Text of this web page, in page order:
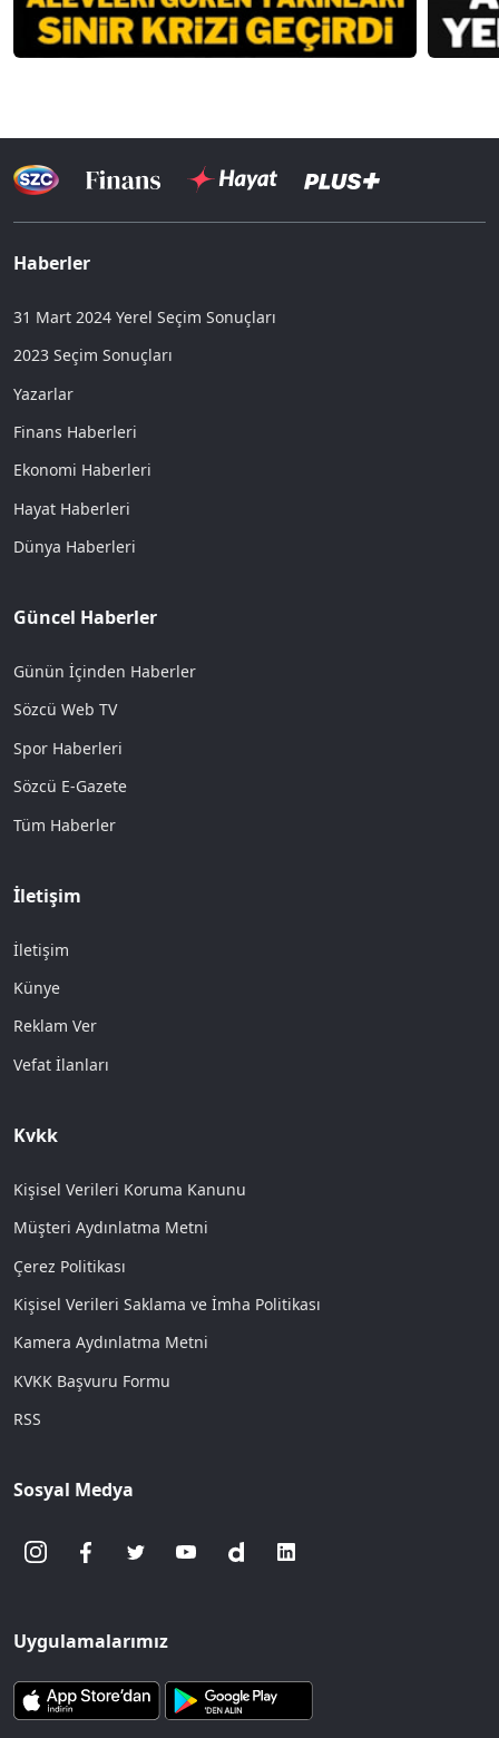
Haberler
31 Mart 2024 Yerel Seçim Sonuçları
2023 Seçim Sonuçları
Yazarlar
Finans Haberleri
Ekonomi Haberleri
Hayat Haberleri
Dünya Haberleri
Güncel Haberler
Günün İçinden Haberler
Sözcü Web TV
Spor Haberleri
Sözcü E-Gazete
Tüm Haberler
İletişim
İletişim
Künye
Reklam Ver
Vefat İlanları
Kvkk
Kişisel Verileri Koruma Kanunu
Müşteri Aydınlatma Metni
Çerez Politikası
Kişisel Verileri Saklama ve İmha Politikası
Kamera Aydınlatma Metni
KVKK Başvuru Formu
RSS
Sosyal Medya
Uygulamalarımız